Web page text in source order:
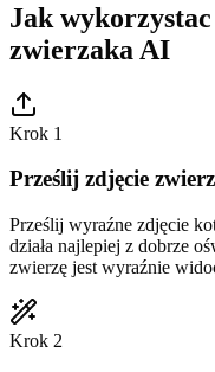
Jak
zwierzaka AI
Krok 1
Prześlij zdjęcie
Prześlij wyraźne zdjęcie
działa najlepiej z dobrze
zwierzę jest wyraźnie
Krok 2